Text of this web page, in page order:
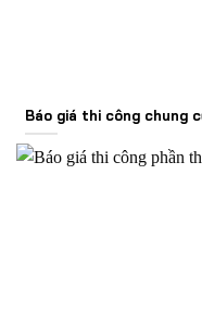
Báo giá thi công chung